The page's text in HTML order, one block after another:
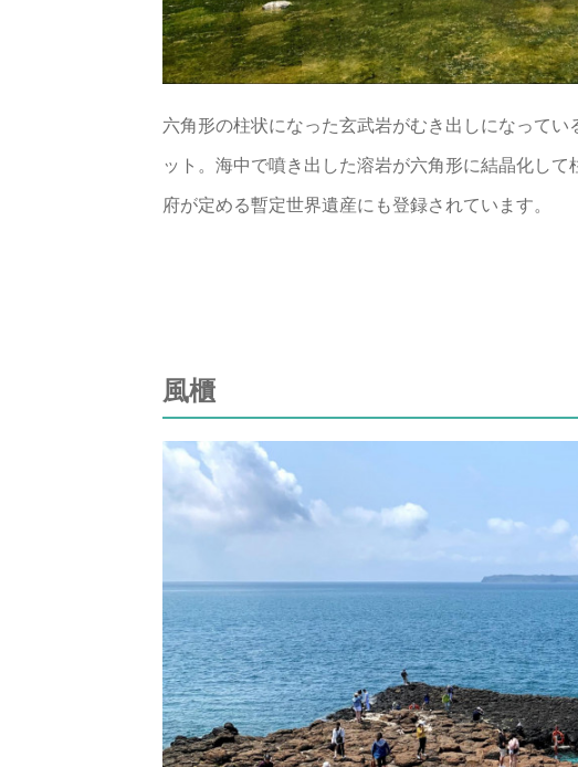
六角形の柱状になった玄武岩がむき出しになって
ット。海中で噴き出した溶岩が六角形に結晶化し
府が定める暫定世界遺産にも登録されています。
風櫃